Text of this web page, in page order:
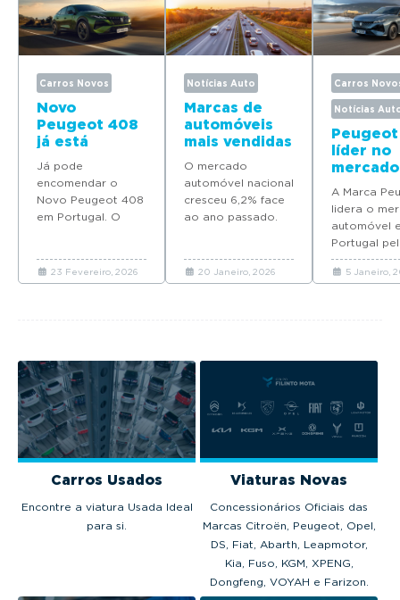
Carros Novos
Novo
Peugeot 408
já está
disponível
para
encomenda
em Portugal
Já pode
encomendar o
Novo Peugeot 408
em Portugal. O
com preços a
partir de 37.065
23 Fevereiro, 2026
Notícias Auto
Marcas de
automóveis
mais vendidas
em Portugal
em 2025
O mercado
automóvel nacional
cresceu 6,2% face
ao ano passado.
automóveis novos
venderam em
20 Janeiro, 2026
Carros
Notícias
líder no
mercado
quatro
modelos
Top 10
vendas
2025
A Marca
lidera o
automóvel
Portugal
ano
coloca
5 Janeiro,
Carros Usados
Encontre a viatura Usada Ideal
para si.
Viaturas Novas
Concessionários Oficiais das
Marcas Citroën, Peugeot, Opel,
DS, Fiat, Abarth, Leapmotor,
Kia, Fuso, KGM, XPENG,
Dongfeng, VOYAH e Farizon.